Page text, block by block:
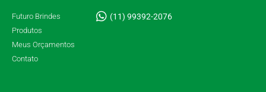
Futuro Brindes
Produtos
Meus Orçamentos
Contato
(11) 99392-2076